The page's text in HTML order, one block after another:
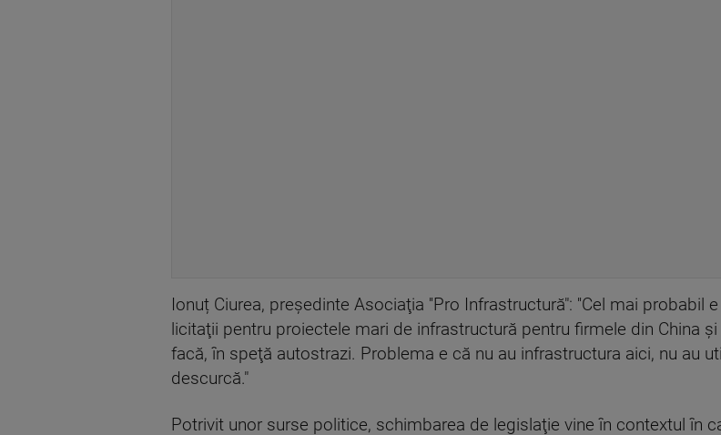
Ionuț Ciurea, președinte Asociaţia ''Pro Infrastructură": ''Cel mai probabil
licitaţii pentru proiectele mari de infrastructură pentru firmele din China
facă, în speţă autostrazi. Problema e că nu au infrastructura aici, nu au
descurcă."
Potrivit unor surse politice, schimbarea de legislaţie vine în contextul în